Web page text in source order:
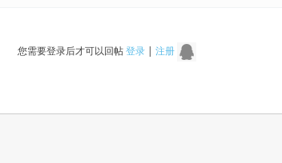
您需要登录后才可以回帖登录| 注册